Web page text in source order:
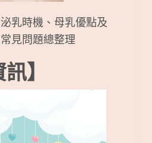
乳時機、母乳優點及
見問題總整理
】